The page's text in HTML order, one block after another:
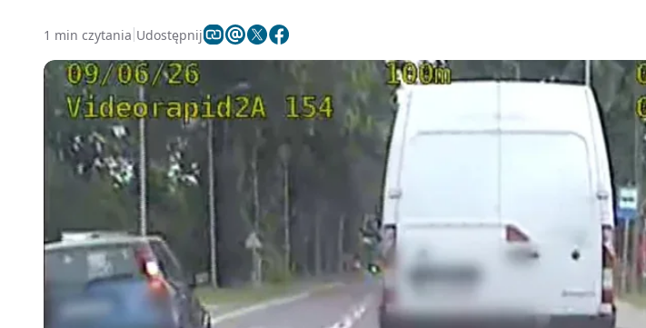
1 min czytania Udostępnij